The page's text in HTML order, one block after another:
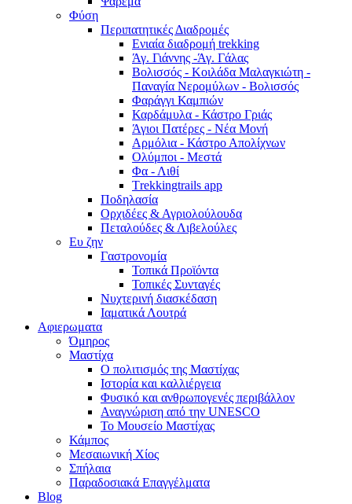
Φύση
Περιπατητικές Διαδρομές
Ενιαία διαδρομή trekking
Άγ. Γιάννης -Άγ. Γάλας
Βολισσός - Κοιλάδα Μαλαγκιώτη -
Παναγία Νερομύλων - Βολισσός
Φαράγγι Καμπιών
Καρδάμυλα - Κάστρο Γριάς
Άγιοι Πατέρες - Νέα Μονή
Αρμόλια - Κάστρο Απολίχνων
Ολύμποι - Μεστά
Φα - Λιθί
Τrekkingtrails app
Ποδηλασία
Ορχιδέες & Αγριολούλουδα
Πεταλούδες & Λιβελούλες
Ευ ζην
Γαστρονομία
Τοπικά Προϊόντα
Τοπικές Συνταγές
Νυχτερινή διασκέδαση
Ιαματικά Λουτρά
Αφιερωματα
Όμηρος
Μαστίχα
Ο πολιτισμός της Μαστίχας
Ιστορία και καλλιέργεια
Φυσικό και ανθρωπογενές περιβάλλον
Αναγνώριση από την UNESCO
Το Μουσείο Μαστίχας
Κάμπος
Μεσαιωνική Χίος
Σπήλαια
Παραδοσιακά Επαγγέλματα
Blog